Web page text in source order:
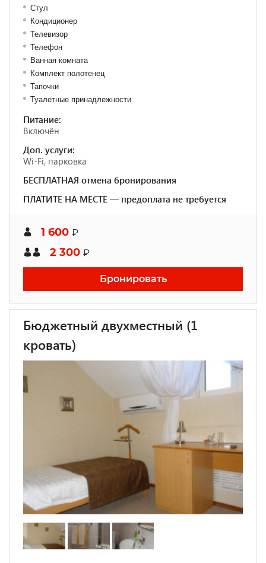
Стул
Кондиционер
Телевизор
Телефон
Ванная комната
Комплект полотенец
Тапочки
Туалетные принадлежности
Питание:
Включён
Доп. услуги:
Wi-Fi, парковка
БЕСПЛАТНАЯ отмена бронирования
ПЛАТИТЕ НА МЕСТЕ — предоплата не требуется
1 600 ₽
2 300 ₽
Бронировать
Бюджетный двухместный (1
кровать)